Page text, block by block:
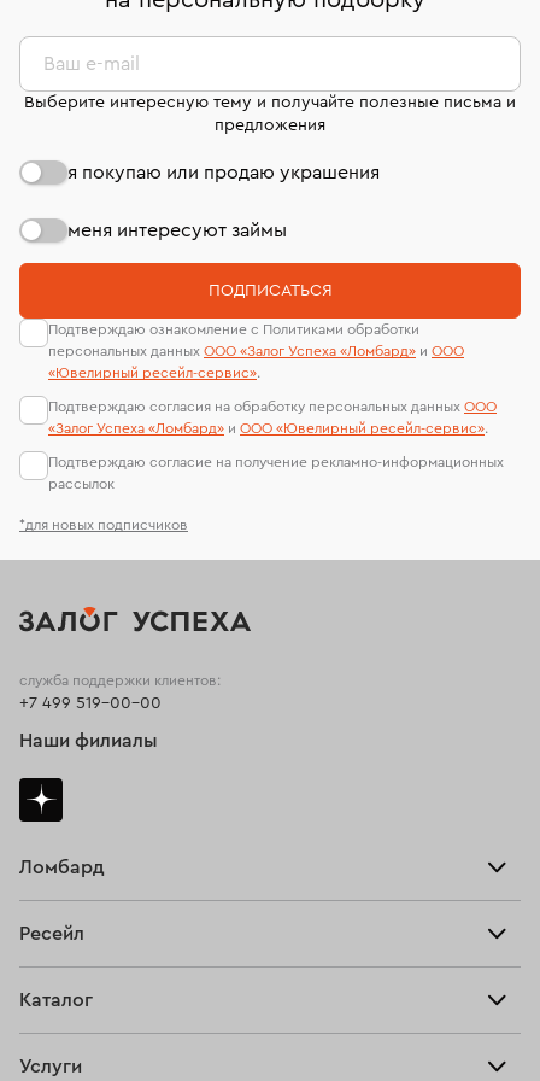
дней на возврат. Детальные условия возврата
комиссионных украшений и часов смотрите на
странице«Возврат украшений»
сертификаты МГУ и других геммологических
лабораторий
*для новых подписчиков
Ваш e-mail
Выберите интересную тему и получайте полезные письма и
предложения
я покупаю или продаю украшения
меня интересуют займы
ПОДПИСАТЬСЯ
Подтверждаю ознакомление с Политиками обработки
персональных данных ООО «Залог Успеха «Ломбард» и ООО
«Ювелирный ресейл-сервиc».
Подтверждаю согласия на обработку персональных данных ООО
«Залог Успеха «Ломбард» и ООО «Ювелирный ресейл-сервиc».
Подтверждаю согласие на получение рекламно-информационных
рассылок
Ломбард
Тарифы
Ресейл
Купить
Каталог
Услуги
служба поддержки клиентов:
+7 499 519-00-00
Наши филиалы